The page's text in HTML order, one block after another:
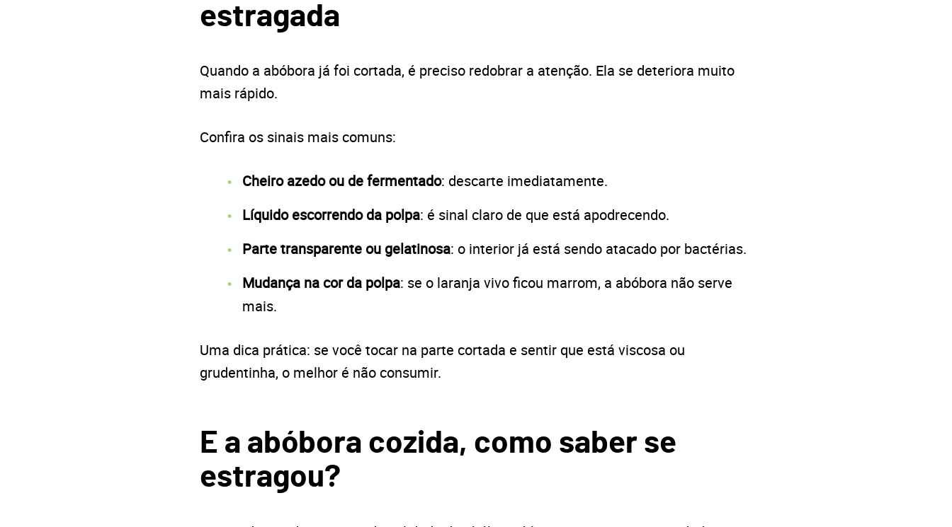
estragada
Quando a abóbora já foi cortada, é preciso redobrar a atenção. Ela se deteriora muito
mais rápido.
Confira os sinais mais comuns:
Cheiro azedo ou de fermentado: descarte imediatamente.
Líquido escorrendo da polpa: é sinal claro de que está apodrecendo.
Parte transparente ou gelatinosa: o interior já está sendo atacado por bactérias.
Mudança na cor da polpa: se o laranja vivo ficou marrom, a abóbora não serve
mais.
Uma dica prática: se você tocar na parte cortada e sentir que está viscosa ou
grudentinha, o melhor é não consumir.
E a abóbora cozida, como saber se
estragou?